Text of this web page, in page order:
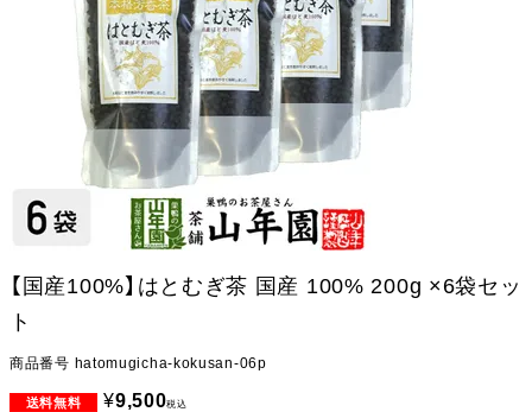
【国産100%】はとむぎ茶 国産 100% 200g ×6袋セッ
ト
商品番号 hatomugicha-kokusan-06p
¥9,500税込